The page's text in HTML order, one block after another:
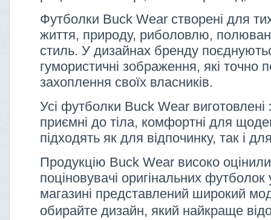
Футболки Buck Wear створені для
життя, природу, риболовлю,
стиль. У дизайнах бренду
гумористичні зображення, які точно
захоплення своїх власників.
Усі футболки Buck Wear
приємні до тіла, комфортні для
підходять як для відпочинку, так і
Продукцію Buck Wear високо
поціновувачі оригінальних
магазині представлений широкий
обирайте дизайн, який найкраще